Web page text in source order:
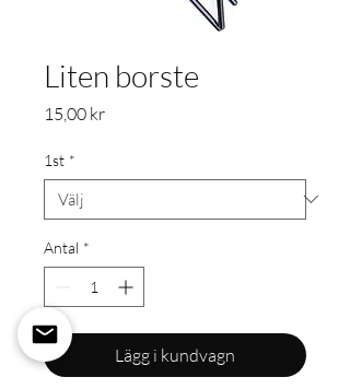
Liten borste
15,00 krPris
1st *
Antal *
Lägg i kundvagn